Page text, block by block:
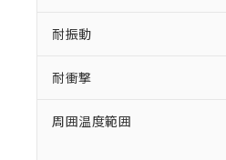
耐振動
耐衝撃
周囲温度範囲